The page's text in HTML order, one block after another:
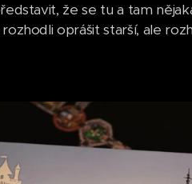
že se tu a tam
oprášit starší, ale